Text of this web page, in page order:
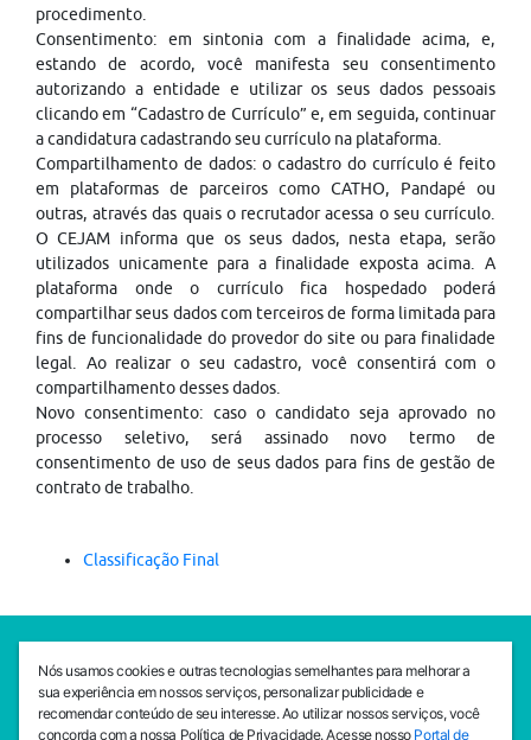
procedimento.
Consentimento: em sintonia com a finalidade acima, e,
estando de acordo, você manifesta seu consentimento
autorizando a entidade e utilizar os seus dados pessoais
clicando em “Cadastro de Currículo” e, em seguida, continuar
a candidatura cadastrando seu currículo na plataforma.
Compartilhamento de dados: o cadastro do currículo é feito
em plataformas de parceiros como CATHO, Pandapé ou
outras, através das quais o recrutador acessa o seu currículo.
O CEJAM informa que os seus dados, nesta etapa, serão
utilizados unicamente para a finalidade exposta acima. A
plataforma onde o currículo fica hospedado poderá
compartilhar seus dados com terceiros de forma limitada para
fins de funcionalidade do provedor do site ou para finalidade
legal. Ao realizar o seu cadastro, você consentirá com o
compartilhamento desses dados.
Novo consentimento: caso o candidato seja aprovado no
processo seletivo, será assinado novo termo de
consentimento de uso de seus dados para fins de gestão de
contrato de trabalho.
Classificação Final
SEDE CEJAM
Av. da Liberdade, 765, Liberdade, São Paulo, 01503-001
(11) 3469 - 1818
Nós usamos cookies e outras tecnologias semelhantes para melhorar a
sua experiência em nossos serviços, personalizar publicidade e
recomendar conteúdo de seu interesse. Ao utilizar nossos serviços, você
concorda com a nossa Política de Privacidade. Acesse nosso Portal de